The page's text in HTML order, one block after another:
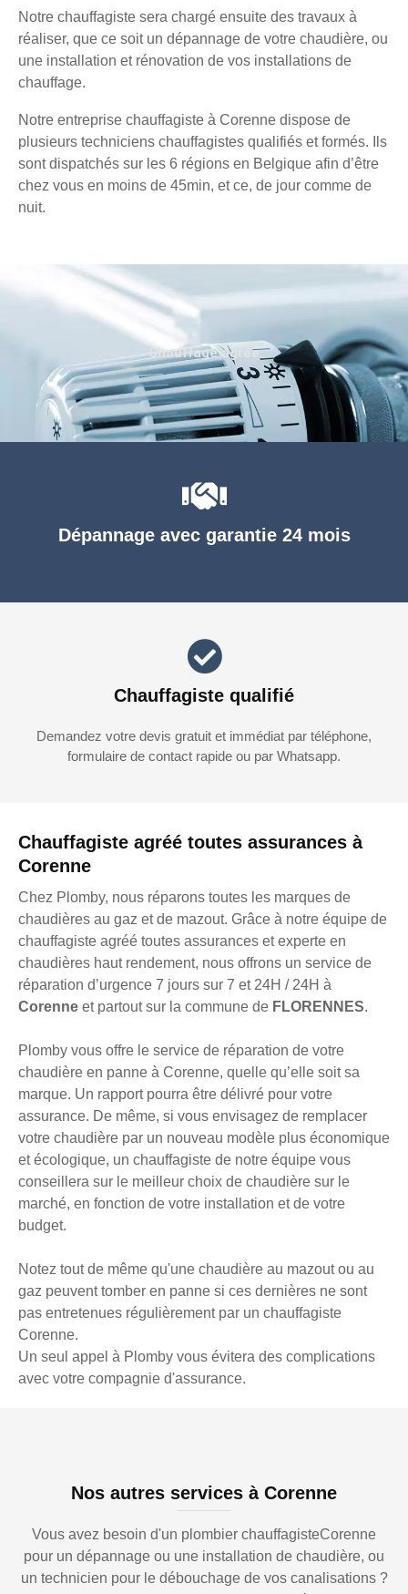
Notre chauffagiste sera chargé ensuite des travaux à
réaliser, que ce soit un dépannage de votre chaudière, ou
une installation et rénovation de vos installations de
chauffage.
Notre entreprise chauffagiste à Corenne dispose de
plusieurs techniciens chauffagistes qualifiés et formés. Ils
sont dispatchés sur les 6 régions en Belgique afin d’être
chez vous en moins de 45min, et ce, de jour comme de
nuit.
Chauffagiste agréé toutes assurances à
Corenne
Chez Plomby, nous réparons toutes les marques de
chaudières au gaz et de mazout. Grâce à notre équipe de
chauffagiste agréé toutes assurances et experte en
chaudières haut rendement, nous offrons un service de
réparation d’urgence 7 jours sur 7 et 24H / 24H à
Corenne et partout sur la commune de FLORENNES.
Plomby vous offre le service de réparation de votre
chaudière en panne à Corenne, quelle qu’elle soit sa
marque. Un rapport pourra être délivré pour votre
assurance. De même, si vous envisagez de remplacer
votre chaudière par un nouveau modèle plus économique
et écologique, un chauffagiste de notre équipe vous
conseillera sur le meilleur choix de chaudière sur le
marché, en fonction de votre installation et de votre
budget.
Notez tout de même qu'une chaudière au mazout ou au
gaz peuvent tomber en panne si ces dernières ne sont
pas entretenues régulièrement par un chauffagiste
Corenne.
Un seul appel à Plomby vous évitera des complications
avec votre compagnie d'assurance.
Dépannage avec garantie 24 mois
Chauffagiste qualifié
Demandez votre devis gratuit et immédiat par téléphone,
formulaire de contact rapide ou par Whatsapp.
Chauffage agréé
Nos autres services à Corenne
Vous avez besoin d'un plombier chauffagisteCorenne
pour un dépannage ou une installation de chaudière, ou
un technicien pour le débouchage de vos canalisations ?